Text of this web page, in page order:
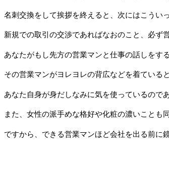
名刺交換をして挨拶を終えると、次にはこうい
新規での取引の交渉であればなおのこと、必ず
あなたがもし先方の営業マンと仕事の話しをす
その営業マンがヨレヨレの背広などを着ている
あなた自身が身だしなみに気を使っているので
また、女性の派手めな格好や化粧の濃いことも
ですから、できる営業マンほど会社を出る前に